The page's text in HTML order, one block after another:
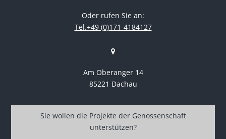
Oder rufen Sie an:
Tel.+49 (0)171-4184127
Am Oberanger 14
85221 Dachau
Sie wollen die Projekte der Genossenschaft
unterstützen?